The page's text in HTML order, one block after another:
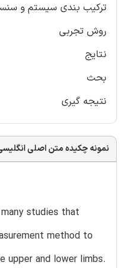
ترکیب بندی سیستم و
روش تجربی
نتایج
بحث
نتیجه گیری
نمونه چکیده متن اصلی
studies that
method to
upper and lower limbs.